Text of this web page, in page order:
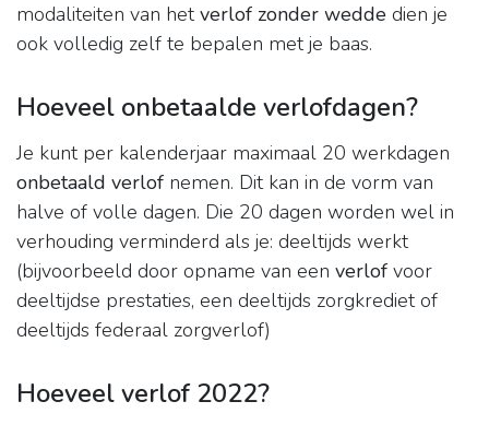
modaliteiten van hetverlof zonder wedde dien je
ook volledig zelf te bepalen met je baas.
Hoeveel onbetaalde verlofdagen?
Je kunt per kalenderjaar maximaal 20 werkdagen
onbetaald verlof nemen. Dit kan in de vorm van
halve of volle dagen. Die 20 dagen worden wel in
verhouding verminderd als je: deeltijds werkt
(bijvoorbeeld door opname van een verlof voor
deeltijdse prestaties, een deeltijds zorgkrediet of
deeltijds federaal zorgverlof)
Hoeveel verlof 2022?